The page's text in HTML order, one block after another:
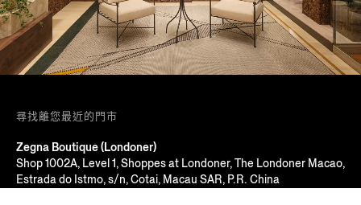
尋找離您最近的門市
Zegna Boutique (Londoner)
Shop 1002A, Level 1, Shoppes at Londoner, The Londoner Macao,
Estrada do Istmo, s/n, Cotai, Macau SAR, P.R. China